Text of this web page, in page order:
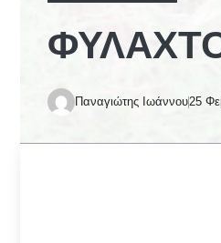
Παναγιώτης Ιωάννου25